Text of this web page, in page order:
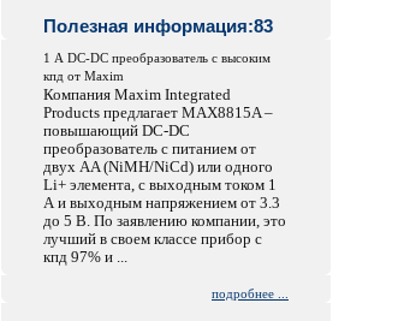
Полезная информация:83
1 А DC-DC преобразователь с высоким
кпд от Maxim
Компания Maxim Integrated
Products предлагает MAX8815A –
повышающий DC-DC
преобразователь с питанием от
двух AA (NiMH/NiCd) или одного
Li+ элемента, с выходным током 1
А и выходным напряжением от 3.3
до 5 В. По заявлению компании, это
лучший в своем классе прибор с
кпд 97% и ...
подробнее ...